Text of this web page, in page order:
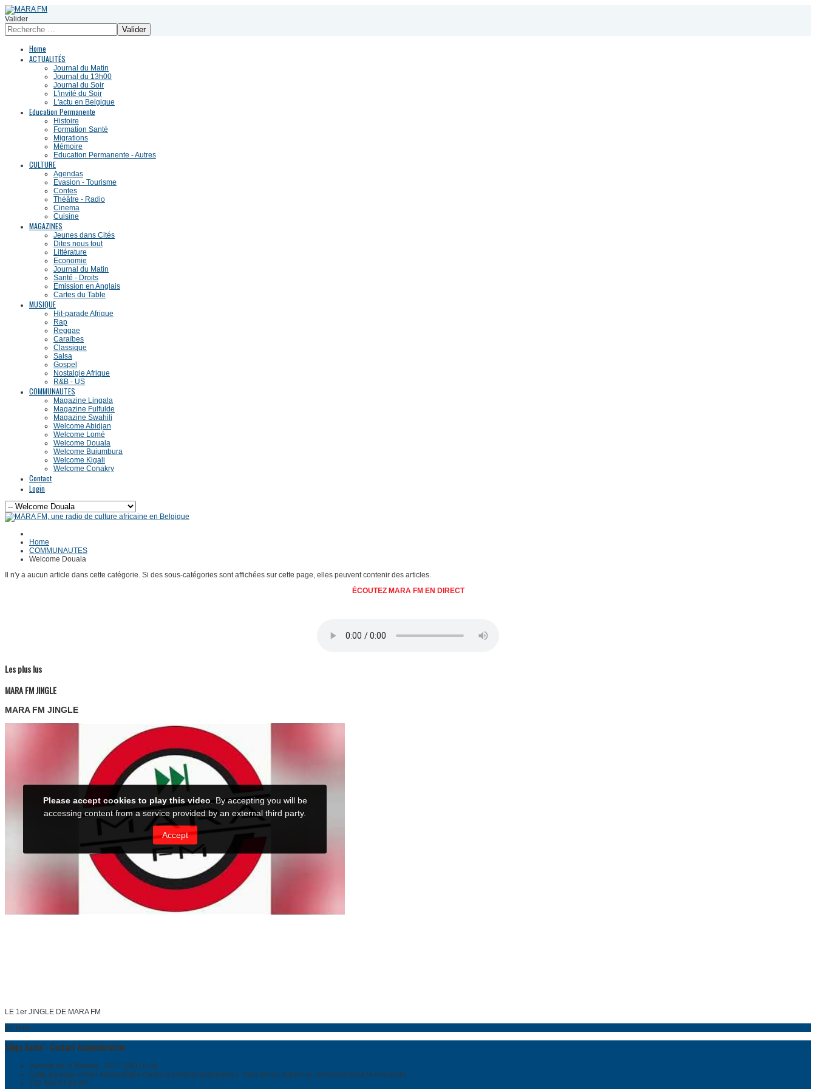
Valider
Valider
Home
ACTUALITÉS
Journal du Matin
Journal du 13h00
Journal du Soir
L'invité du Soir
L'actu en Belgique
Education Permanente
Histoire
Formation Santé
Migrations
Mémoire
Education Permanente - Autres
CULTURE
Agendas
Evasion - Tourisme
Contes
Théâtre - Radio
Cinema
Cuisine
MAGAZINES
Jeunes dans Cités
Dites nous tout
Littérature
Economie
Journal du Matin
Santé - Droits
Emission en Anglais
Cartes du Table
MUSIQUE
Hit-parade Afrique
Rap
Reggae
Caraïbes
Classique
Salsa
Gospel
Nostalgie Afrique
R&B - US
COMMUNAUTES
Magazine Lingala
Magazine Fulfulde
Magazine Swahili
Welcome Abidjan
Welcome Lomé
Welcome Douala
Welcome Bujumbura
Welcome Kigali
Welcome Conakry
Contact
Login
Home
COMMUNAUTES
Welcome Douala
Il n'y a aucun article dans cette catégorie. Si des sous-catégories sont affichées sur cette page, elles peuvent contenir des articles.
ÉCOUTEZ MARA FM EN DIRECT
Les plus lus
MARA FM JINGLE
MARA FM JINGLE
LE 1er JINGLE DE MARA FM
En bref ....
Siège Social - Contact Administration
Avenue de la Ramée , 32/7 1180 Uccle
Cette adresse e-mail est protégée contre les robots spammeurs. Vous devez activer le JavaScript pour la visualiser.
+32 465 87 89 80